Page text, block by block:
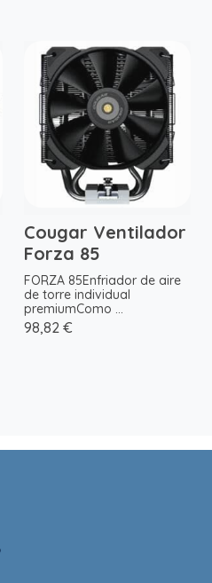
Cougar Ventilador
Forza 85
FORZA 85Enfriador de aire
de torre individual
premiumComo ...
98,82 €